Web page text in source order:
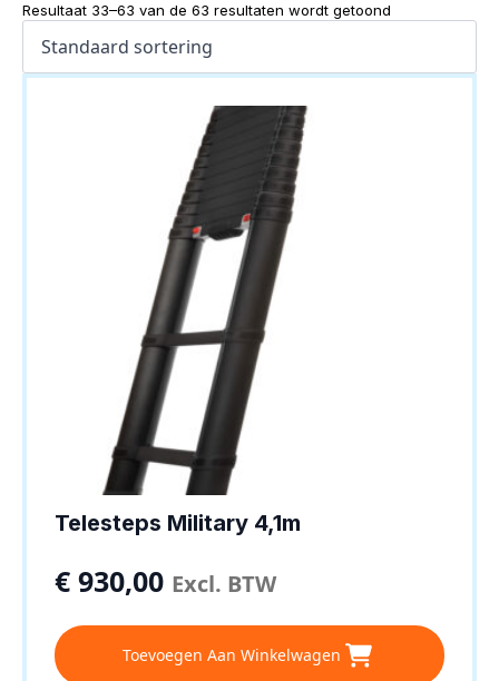
Resultaat 33–63 van de 63 resultaten wordt getoond
Telesteps Military 4,1m
€ 930,00 Excl. BTW
Toevoegen Aan Winkelwagen